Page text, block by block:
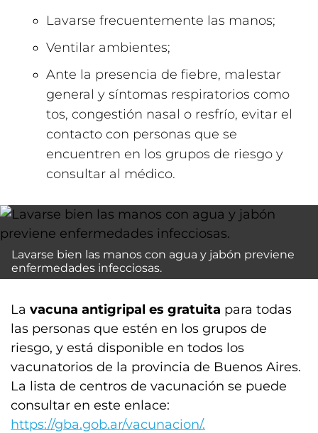
Lavarse frecuentemente las manos;
Ventilar ambientes;
Ante la presencia de fiebre, malestar
general y síntomas respiratorios como
tos, congestión nasal o resfrío, evitar el
contacto con personas que se
encuentren en los grupos de riesgo y
consultar al médico.
Lavarse bien las manos con agua y jabón previene
enfermedades infecciosas.
La vacuna antigripal es gratuita para todas
las personas que estén en los grupos de
riesgo, y está disponible en todos los
vacunatorios de la provincia de Buenos Aires.
La lista de centros de vacunación se puede
consultar en este enlace:
https://gba.gob.ar/vacunacion/.